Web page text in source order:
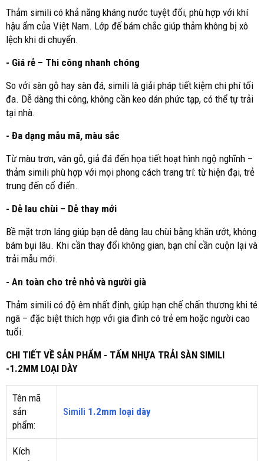
Thảm simili có khả năng kháng nước tuyệt đối, phù hợp với khí
hậu ẩm của Việt Nam. Lớp đế bám chắc giúp thảm không bị xô
lệch khi di chuyển.
- Giá rẻ – Thi công nhanh chóng
So với sàn gỗ hay sàn đá, simili là giải pháp tiết kiệm chi phí tối
đa. Dễ dàng thi công, không cần keo dán phức tạp, có thể tự trải
tại nhà.
- Đa dạng mẫu mã, màu sắc
Từ màu trơn, vân gỗ, giả đá đến họa tiết hoạt hình ngộ nghĩnh –
thảm simili phù hợp với mọi phong cách trang trí: từ hiện đại, trẻ
trung đến cổ điển.
- Dễ lau chùi – Dễ thay mới
Bề mặt trơn láng giúp bạn dễ dàng lau chùi bằng khăn ướt, không
bám bụi lâu. Khi cần thay đổi không gian, bạn chỉ cần cuộn lại và
trải mẫu mới.
- An toàn cho trẻ nhỏ và người già
Thảm simili có độ êm nhất định, giúp hạn chế chấn thương khi té
ngã – đặc biệt thích hợp với gia đình có trẻ em hoặc người cao
tuổi.
CHI TIẾT VỀ SẢN PHẨM - TẤM NHỰA TRẢI SÀN SIMILI
-1.2MM LOẠI DÀY
Tên mã
sản
phẩm:
Simili 1.2mm loại dày
Kích